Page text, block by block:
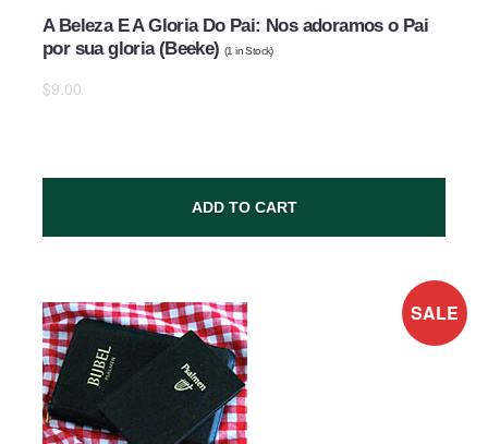
A Beleza E A Gloria Do Pai: Nos adoramos o Pai
por sua gloria (Beeke)(1 in Stock)
$9.00
ADD TO CART
SALE